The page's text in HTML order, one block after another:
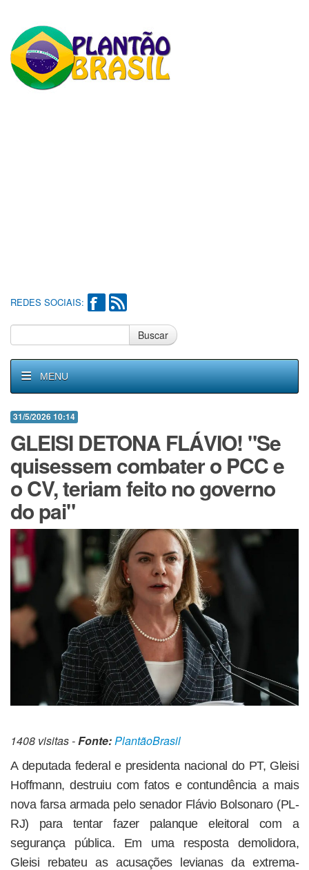
REDES SOCIAIS:
Buscar
MENU
31/5/2026 10:14
GLEISI DETONA FLÁVIO! "Se
quisessem combater o PCC e
o CV, teriam feito no governo
do pai"
1408 visitas -Fonte:PlantãoBrasil
A deputada federal e presidenta nacional do PT, Gleisi
Hoffmann, destruiu com fatos e contundência a mais
nova farsa armada pelo senador Flávio Bolsonaro (PL-
RJ) para tentar fazer palanque eleitoral com a
segurança pública. Em uma resposta demolidora,
Gleisi rebateu as acusações levianas da extrema-